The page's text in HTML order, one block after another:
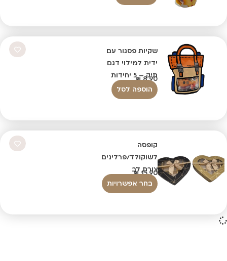
שקיות פסגור עם
ידית למילוי דגם
תיק – 5 יחידות
₪8.90
הוספה לסל
קופסה
לשוקולד/פרלינים
צורת לב
₪15.90
בחר אפשרויות